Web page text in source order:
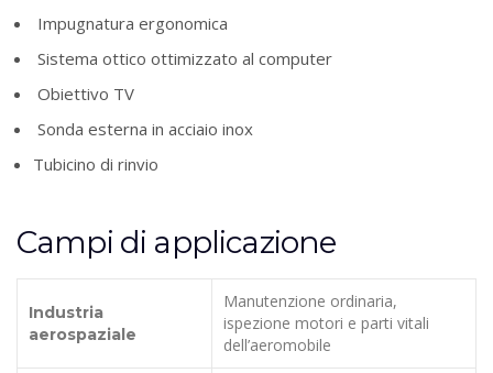
Impugnatura ergonomica
Sistema ottico ottimizzato al computer
Obiettivo TV
Sonda esterna in acciaio inox
Tubicino di rinvio
Campi di applicazione
Industria
aerospaziale
Manutenzione ordinaria,
ispezione motori e parti vitali
dell’aeromobile